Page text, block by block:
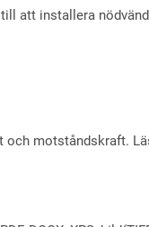
att installera
och motståndskraft.